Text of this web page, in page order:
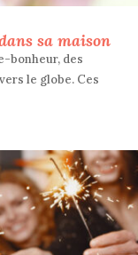
sa maison
bonheur, des
le globe. Ces